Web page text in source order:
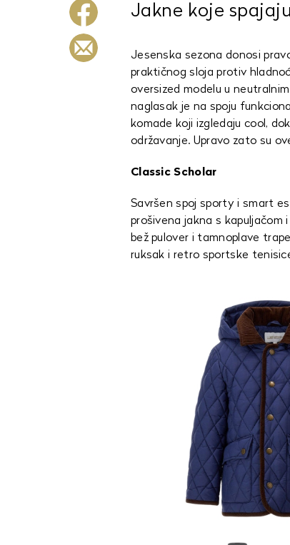
Jakne koje
Jesenska sezona donosi
praktičnog sloja protiv
oversized modelu u
naglasak je na spoju
komade koji izgledaju cool,
održavanje. Upravo zato su
Classic Scholar
Savršen spoj sporty i smart
prošivena jakna s kapuljačom
bež pulover i tamnoplave
ruksak i retro sportske